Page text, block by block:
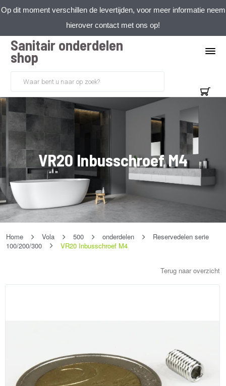
Op dit moment verschillen de levertijden, voor meer informatie neem
hierover contact met ons op!
Sanitair onderdelen
shop
VR20 Inbusschroef M4
Home Vola 500 onderdelen
Reservedelen serie
100/200/300
VR20 Inbusschroef M4
Terug naar overzicht